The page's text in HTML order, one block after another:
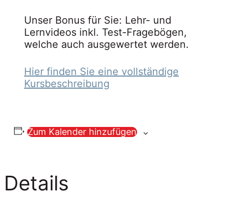
Unser Bonus für Sie: Lehr- und
Lernvideos inkl. Test-Fragebögen,
welche auch ausgewertet werden.
Hier finden Sie eine vollständige
Kursbeschreibung
Zum Kalender hinzufügen
Details